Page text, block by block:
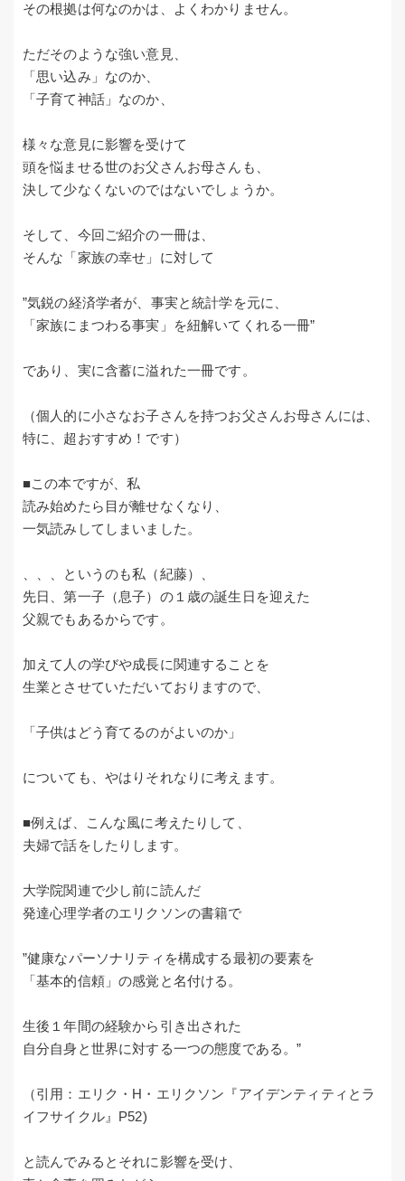
その根拠は何なのかは、よくわかりません。
ただそのような強い意見、
「思い込み」なのか、
「子育て神話」なのか、
様々な意見に影響を受けて
頭を悩ませる世のお父さんお母さんも、
決して少なくないのではないでしょうか。
そして、今回ご紹介の一冊は、
そんな「家族の幸せ」に対して
”気鋭の経済学者が、事実と統計学を元に、
「家族にまつわる事実」を紐解いてくれる一冊”
であり、実に含蓄に溢れた一冊です。
（個人的に小さなお子さんを持つお父さんお母さんには、
特に、超おすすめ！です）
■この本ですが、私
読み始めたら目が離せなくなり、
一気読みしてしまいました。
、、、というのも私（紀藤）、
先日、第一子（息子）の１歳の誕生日を迎えた
父親でもあるからです。
加えて人の学びや成長に関連することを
生業とさせていただいておりますので、
「子供はどう育てるのがよいのか」
についても、やはりそれなりに考えます。
■例えば、こんな風に考えたりして、
夫婦で話をしたりします。
大学院関連で少し前に読んだ
発達心理学者のエリクソンの書籍で
”健康なパーソナリティを構成する最初の要素を
「基本的信頼」の感覚と名付ける。
生後１年間の経験から引き出された
自分自身と世界に対する一つの態度である。”
（引用：エリク・H・エリクソン『アイデンティティとラ
イフサイクル』P52)
と読んでみるとそれに影響を受け、